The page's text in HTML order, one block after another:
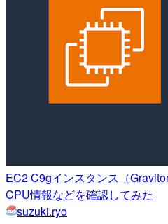
EC2 C9gインスタンス（
CPU情報などを確認してみた
suzuki.ryo